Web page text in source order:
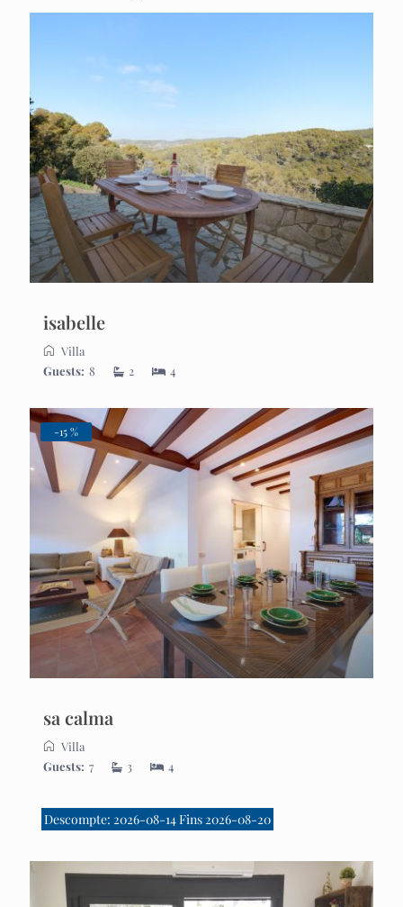
isabelle
Villa
Guests: 8 2 4
-15 %
sa calma
Villa
Guests: 7 3 4
Descompte: 2026-08-14 Fins 2026-08-20